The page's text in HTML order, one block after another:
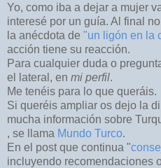
Yo, como iba a dejar a mujer
interesé por un guía. Al final
la anécdota de "un ligón en la
acción tiene su reacción.
Para cualquier duda o
el lateral, en mi perfil.
Me tenéis para lo que queráis.
Si queréis ampliar os dejo la
mucha información sobre
, se llama Mundo Turco.
En el post que continua "
incluyendo recomendaciones